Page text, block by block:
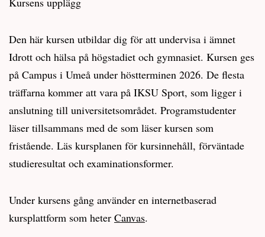
Den här kursen utbildar dig för att undervisa i ämnet
Idrott och hälsa på högstadiet och gymnasiet. Kursen ges
på Campus i Umeå under höstterminen 2026. De flesta
träffarna kommer att vara på IKSU Sport, som ligger i
anslutning till universitetsområdet. Programstudenter
läser tillsammans med de som läser kursen som
fristående. Läs kursplanen för kursinnehåll, förväntade
studieresultat och examinationsformer.
Under kursens gång använder en internetbaserad
kursplattform som heter Canvas.